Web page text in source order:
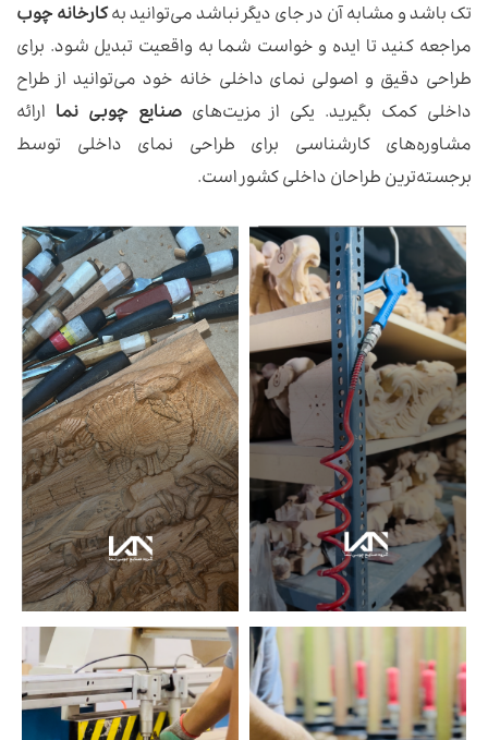
تک باشد و مشابه آن در جای دیگر نباشد می‌توانید بهکارخانه چوب
مراجعه کنید تا ایده و خواست شما به واقعیت تبدیل شود. برای
طراحی دقیق و اصولی نمای داخلی خانه خود می‌توانید از طراح
داخلی کمک بگیرید. یکی از مزیت‌هایصنایع چوبی نما ارائه
مشاوره‌های کارشناسی برای طراحی نمای داخلی توسط
برجسته‌ترین طراحان داخلی کشور است.